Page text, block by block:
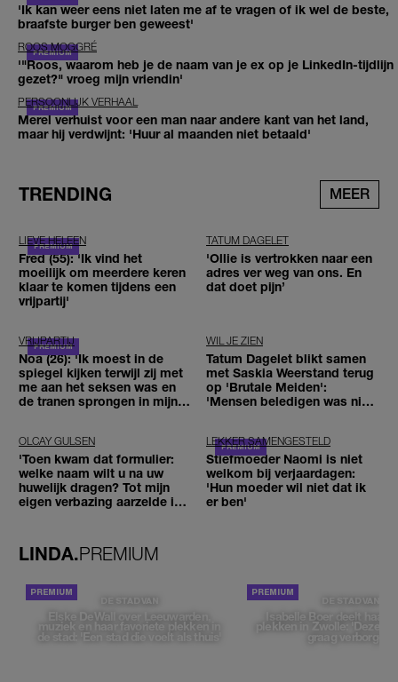
'Ik kan weer eens niet laten me af te vragen of ik wel de beste,
braafste burger ben geweest'
ROOS MOGGRÉ
'"Roos, waarom heb je de naam van je ex op je LinkedIn-tijdlijn
gezet?" vroeg mijn vriendin'
PERSOONLIJK VERHAAL
Merel verhuist voor een man naar andere kant van het land,
maar hij verdwijnt: 'Huur al maanden niet betaald'
TRENDING MEER
LIEVE HELEEN
Fred (55): 'Ik vind het
moeilijk om meerdere keren
klaar te komen tijdens een
vrijpartij'
TATUM DAGELET
'Ollie is vertrokken naar een
adres ver weg van ons. En
dat doet pijn’
VRIJPARTIJ
Noa (26): 'Ik moest in de
spiegel kijken terwijl zij met
me aan het seksen was en
de tranen sprongen in mijn
WIL JE ZIEN
Tatum Dagelet blikt samen
met Saskia Weerstand terug
op 'Brutale Meiden':
'Mensen beledigen was niet
OLCAY GULSEN
'Toen kwam dat formulier:
welke naam wilt u na uw
huwelijk dragen? Tot mijn
eigen verbazing aarzelde ik
LEKKER SAMENGESTELD
Stiefmoeder Naomi is niet
welkom bij verjaardagen:
'Hun moeder wil niet dat ik
er ben'
LINDA.PREMIUM
DE STAD VAN
Elske DeWall over Leeuwarden,
muziek en haar favoriete plekken in
de stad: 'Een stad die voelt als thuis'
DE STAD VAN
Isabelle Boer deelt haar
plekken in Zwolle: 'Deze
graag verborgen'